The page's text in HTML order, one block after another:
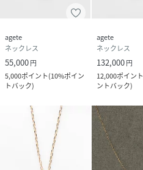
agete
ネックレス
55,000円
5,000ポイント(10%ポイン
トバック)
agete
ネックレス
132,000円
12,000ポイント
ントバック)